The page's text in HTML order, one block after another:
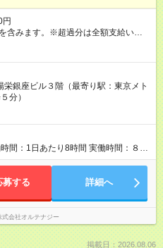
含みます。※超過分は全額支給いたし
円 ～ 53,650円／月 みなし残業時
営業利益のうち、一定割合を賞与に配
す。 ※2025年賞与支給実績：平均
超過分は全額支給します ※試用期間
りません。 ※平均残業時間は10時間
同じです。
銀座ビル３階（最寄り駅：東京メト
分）
間：1日あたり8時間 実働時間：８時
募する 詳細へ
式会社オルテナジー
掲載日：2026.08.06